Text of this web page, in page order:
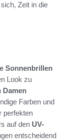
Zeit in die
Sonnenbrillen
Look zu
Damen
Farben und
perfekten
auf den UV-
entscheidend